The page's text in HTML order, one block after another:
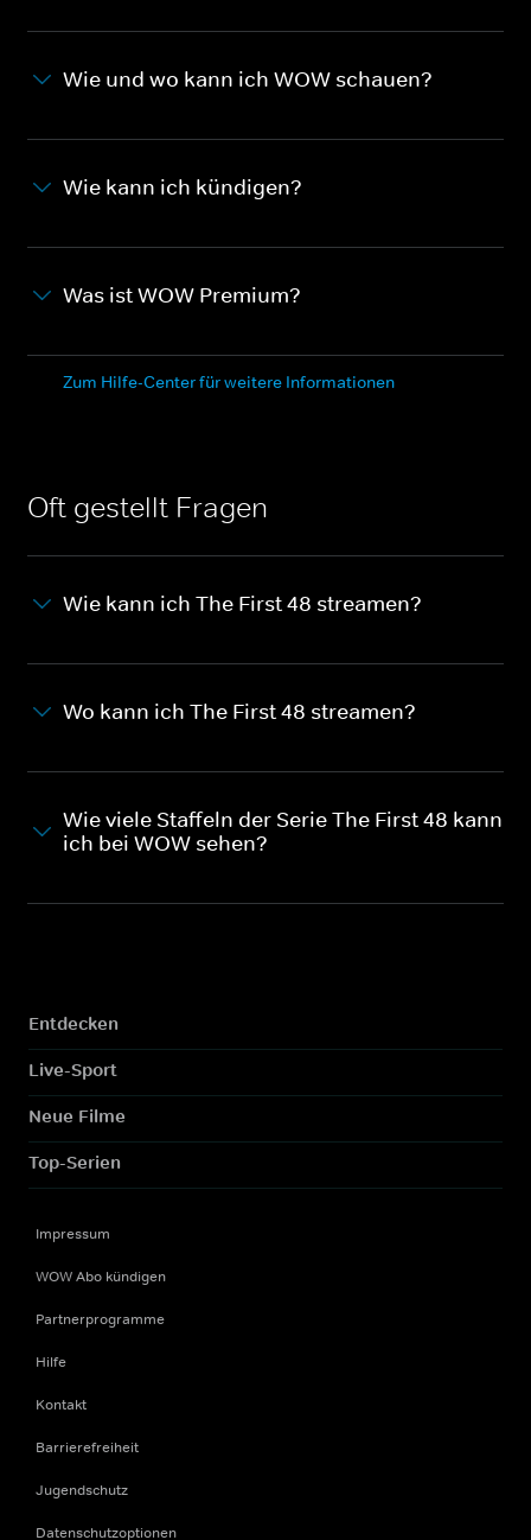
Wie und wo kann ich WOW schauen?
Wie kann ich kündigen?
Was ist WOW Premium?
Zum Hilfe-Center für weitere Informationen
Oft gestellt Fragen
Wie kann ich The First 48 streamen?
Wo kann ich The First 48 streamen?
Wie viele Staffeln der Serie The First 48 kann
ich bei WOW sehen?
Entdecken
Live-Sport
Neue Filme
Top-Serien
Impressum
WOW Abo kündigen
Partnerprogramme
Hilfe
Kontakt
Barrierefreiheit
Jugendschutz
Datenschutzoptionen